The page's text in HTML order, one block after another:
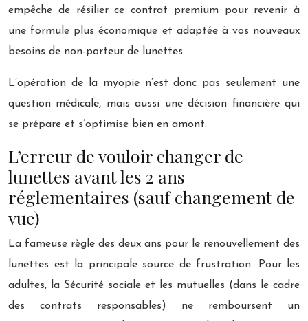
empêche de résilier ce contrat premium pour revenir à
une formule plus économique et adaptée à vos nouveaux
besoins de non-porteur de lunettes.
L’opération de la myopie n’est donc pas seulement une
question médicale, mais aussi une décision financière qui
se prépare et s’optimise bien en amont.
L’erreur de vouloir changer de
lunettes avant les 2 ans
réglementaires (sauf changement de
vue)
La fameuse règle des deux ans pour le renouvellement des
lunettes est la principale source de frustration. Pour les
adultes, la Sécurité sociale et les mutuelles (dans le cadre
des contrats responsables) ne remboursent un